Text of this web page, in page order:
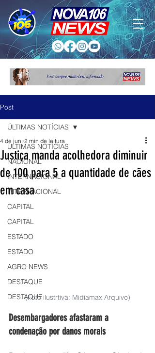
Post
ÚLTIMAS NOTÍCIAS
NACIONAL
INTERNACIONAL
INTERNACIONAL
CAPITAL
CAPITAL
ESTADO
ESTADO
AGRO NEWS
DESTAQUE
DESTAQUE
ÚLTIMAS NOTÍCIAS
Justiça manda acolhedora diminuir
de 100 para 5 a quantidade de cães
em casa
4 de jun. 2 min de leitura
(Foto ilustrtiva: Midiamax Arquivo)
Desembargadores afastaram a
condenação por danos morais